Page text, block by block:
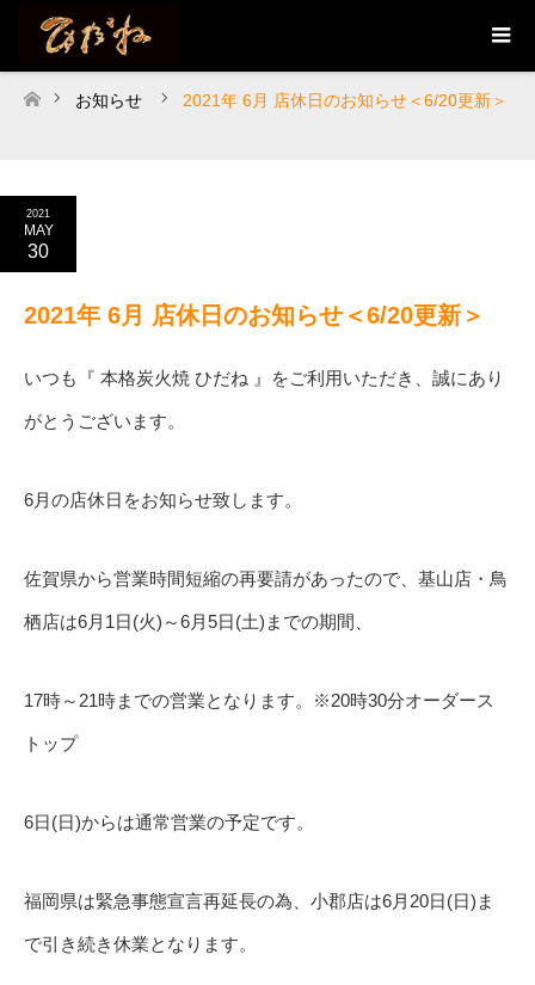
ホーム
お知らせ 2021年 6月 店休日のお知らせ＜6/20更新＞
2021
MAY
30
2021年 6月 店休日のお知らせ＜6/20更新＞
いつも『 本格炭火焼 ひだね 』をご利用いただき、誠にあり
がとうございます。
6月の店休日をお知らせ致します。
佐賀県から営業時間短縮の再要請があったので、基山店・鳥
栖店は6月1日(火)～6月5日(土)までの期間、
17時～21時までの営業となります。※20時30分オーダース
トップ
6日(日)からは通常営業の予定です。
福岡県は緊急事態宣言再延長の為、小郡店は6月20日(日)ま
で引き続き休業となります。